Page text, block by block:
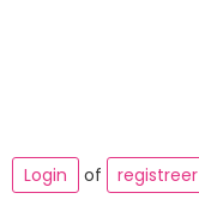
Login
of registreer